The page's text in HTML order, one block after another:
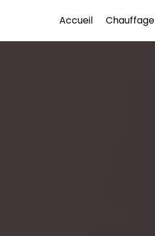
Accueil Chauffage